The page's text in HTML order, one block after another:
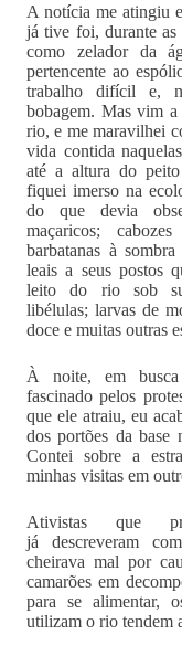
A notícia me atingiu
já tive foi, durante as
como zelador da
pertencente ao
trabalho difícil e,
bobagem. Mas vim a
rio, e me maravilhei
vida contida
até a altura do
fiquei imerso na
do que devia
maçaricos;
barbatanas à
leais a seus postos
leito do rio sob
libélulas; larvas de
doce e muitas outras
À noite, em
fascinado pelos
que ele atraiu, eu
dos portões da base
Contei sobre a
minhas visitas em
Ativistas que
já descreveram
cheirava mal por
camarões em
para se alimentar,
utilizam o rio tendem